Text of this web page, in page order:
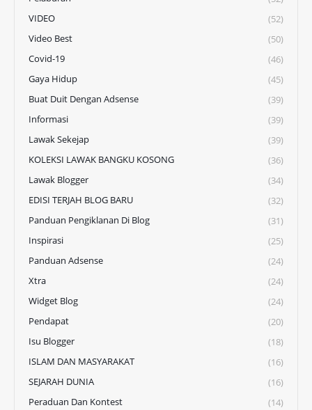
VIDEO
(52)
Video Best
(50)
Covid-19
(46)
Gaya Hidup
(45)
Buat Duit Dengan Adsense
(39)
Informasi
(39)
Lawak Sekejap
(39)
KOLEKSI LAWAK BANGKU KOSONG
(36)
Lawak Blogger
(34)
EDISI TERJAH BLOG BARU
(32)
Panduan Pengiklanan Di Blog
(31)
Inspirasi
(25)
Panduan Adsense
(24)
Xtra
(24)
Widget Blog
(24)
Pendapat
(20)
Isu Blogger
(18)
ISLAM DAN MASYARAKAT
(16)
SEJARAH DUNIA
(16)
Peraduan Dan Kontest
(14)